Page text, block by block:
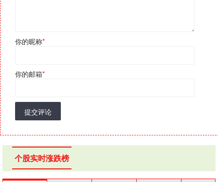
你的昵称*
你的邮箱*
提交评论
个股实时涨跌榜